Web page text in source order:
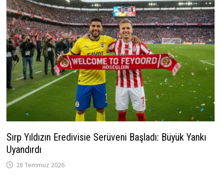
Sırp Yıldızın Eredivisie Serüveni Başladı: Büyük Yankı
Uyandırdı
28 Temmuz 2026